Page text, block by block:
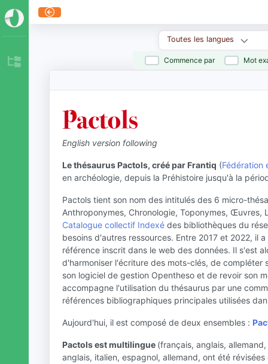
Toutes les langues
Commence par Mot
English version following
Le thésaurus Pactols, créé par Frantiq (Fédération
en archéologie, depuis la Préhistoire jusqu'à la
Pactols tient son nom des intitulés des 6 micro-
Anthroponymes, Chronologie, Toponymes,
Catalogue collectif Indexé des bibliothèques du
besoins d'autres ressources. Entre 2017 et 2022, il
référence inscrit dans le web des données. Il s'est
d'harmoniser l'écriture des mots-clés, de compléter
son logiciel de gestion Opentheso et de revoir son
accompagne l'utilisation du thésaurus par une
références bibliographiques principales utilisées
Aujourd'hui, il est composé de deux ensembles :
Pactols est multilingue (français, anglais,
anglais, italien, espagnol, allemand, ont été